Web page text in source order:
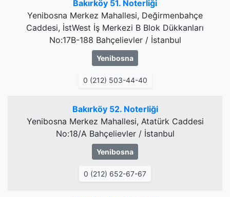
Bakırköy 51. Noterliği
Yenibosna Merkez Mahallesi, Değirmenbahçe
Caddesi, İstWest İş Merkezi B Blok Dükkanları
No:17B-188 Bahçelievler / İstanbul
Yenibosna
0 (212) 503-44-40
Bakırköy 52. Noterliği
Yenibosna Merkez Mahallesi, Atatürk Caddesi
No:18/A Bahçelievler / İstanbul
Yenibosna
0 (212) 652-67-67